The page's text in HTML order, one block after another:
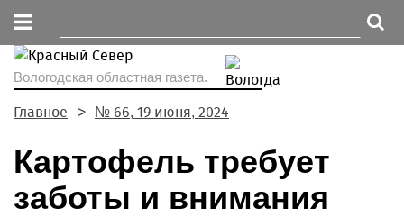
Вологодская областная газета.
Главное № 66, 19 июня, 2024
Картофель требует
заботы и внимания